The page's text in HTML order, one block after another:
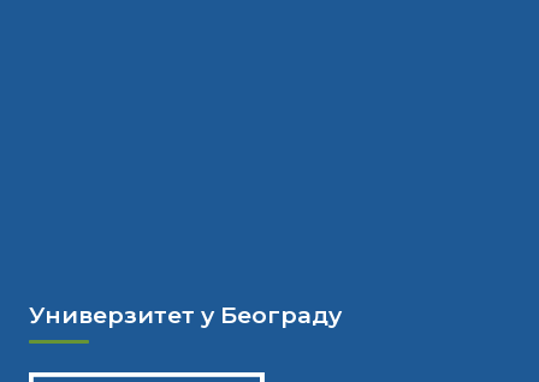
Универзитет у Београду